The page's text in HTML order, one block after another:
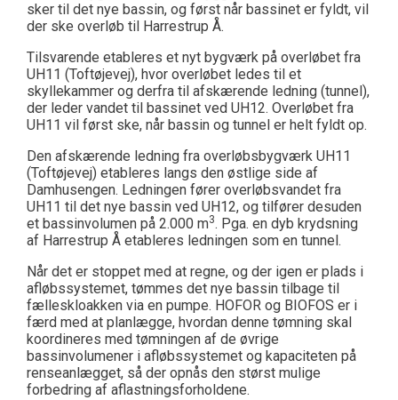
sker til det nye bassin, og først når bassinet er fyldt, vil
der ske overløb til Harrestrup Å.
Tilsvarende etableres et nyt bygværk på overløbet fra
UH11 (Toftøjevej), hvor overløbet ledes til et
skyllekammer og derfra til afskærende ledning (tunnel),
der leder vandet til bassinet ved UH12. Overløbet fra
UH11 vil først ske, når bassin og tunnel er helt fyldt op.
Den afskærende ledning fra overløbsbygværk UH11
(Toftøjevej) etableres langs den østlige side af
Damhusengen. Ledningen fører overløbsvandet fra
UH11 til det nye bassin ved UH12, og tilfører desuden
et bassinvolumen på 2.000 m3. Pga. en dyb krydsning
af Harrestrup Å etableres ledningen som en tunnel.
Når det er stoppet med at regne, og der igen er plads i
afløbssystemet, tømmes det nye bassin tilbage til
fælleskloakken via en pumpe. HOFOR og BIOFOS er i
færd med at planlægge, hvordan denne tømning skal
koordineres med tømningen af de øvrige
bassinvolumener i afløbssystemet og kapaciteten på
renseanlægget, så der opnås den størst mulige
forbedring af aflastningsforholdene.